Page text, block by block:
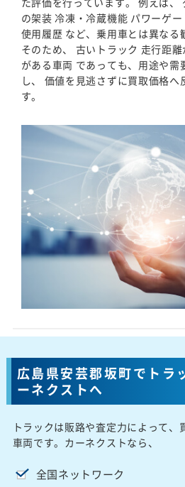
の架装 冷凍・冷蔵機能 パワーゲ
使用履歴 など、乗用車とは異なる
そのため、 古いトラック 走行距
がある車両 であっても、用途や需
し、 価値を見逃さずに買取価格へ
す。
広島県安芸郡坂町でトラ
ーネクストへ
トラックは販路や査定力によって、
車両です。カーネクストなら、
全国ネットワーク